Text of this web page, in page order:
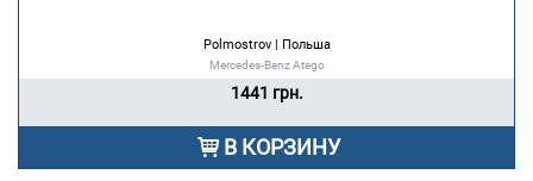
Polmostrov | Польша
Mercedes-Benz Atego
1441 грн.
В КОРЗИНУ